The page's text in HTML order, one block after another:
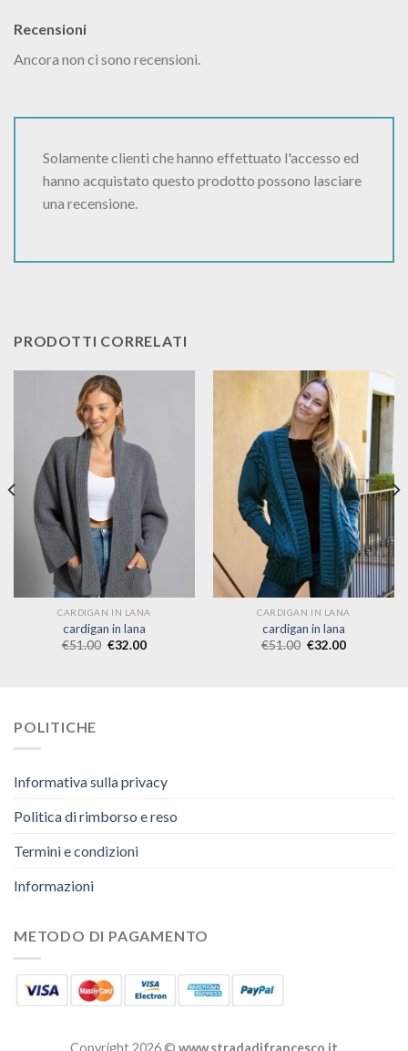
Recensioni
Ancora non ci sono recensioni.
Solamente clienti che hanno effettuato l'accesso ed
hanno acquistato questo prodotto possono lasciare
una recensione.
PRODOTTI CORRELATI
CARDIGAN IN LANA
cardigan in lana
€51.00 €32.00
CARDIGAN IN LANA
cardigan in lana
€51.00 €32.00
POLITICHE
Informativa sulla privacy
Politica di rimborso e reso
Termini e condizioni
Informazioni
METODO DI PAGAMENTO
Copyright 2026 © www.stradadifrancesco.it